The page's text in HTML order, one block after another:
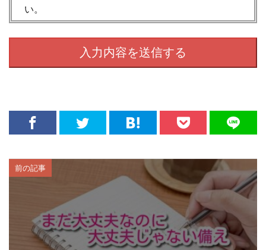
い。
前の記事